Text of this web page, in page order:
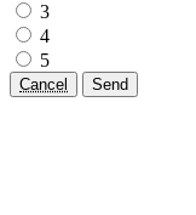
3
4
5
Cancel Send